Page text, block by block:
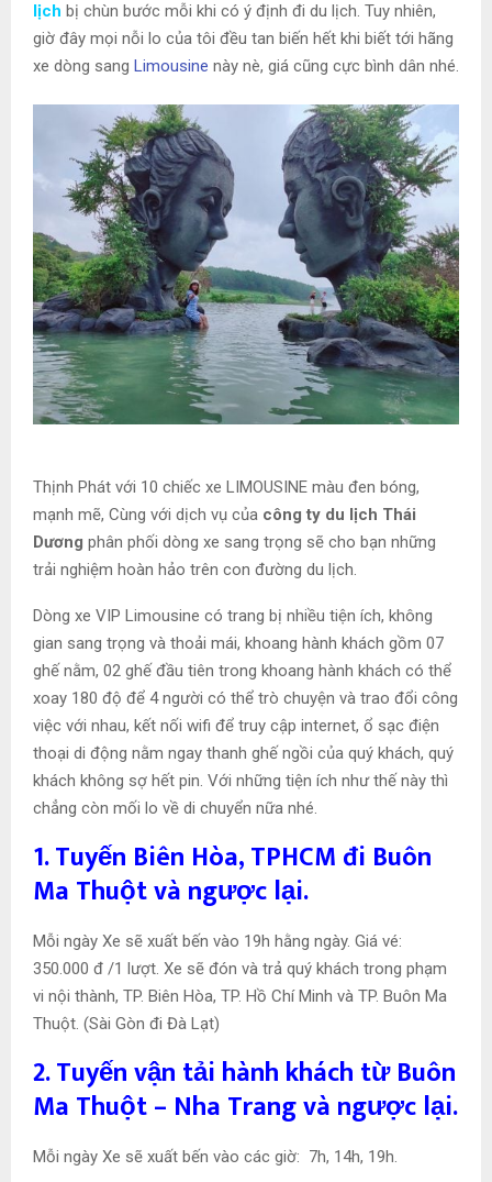
lịch bị chùn bước mỗi khi có ý định đi du lịch. Tuy nhiên,
giờ đây mọi nỗi lo của tôi đều tan biến hết khi biết tới hãng
xe dòng sang Limousine này nè, giá cũng cực bình dân nhé.
Thịnh Phát với 10 chiếc xe LIMOUSINE màu đen bóng,
mạnh mẽ, Cùng với dịch vụ của công ty du lịch Thái
Dương phân phối dòng xe sang trọng sẽ cho bạn những
trải nghiệm hoàn hảo trên con đường du lịch.
Dòng xe VIP Limousine có trang bị nhiều tiện ích, không
gian sang trọng và thoải mái, khoang hành khách gồm 07
ghế nằm, 02 ghế đầu tiên trong khoang hành khách có thể
xoay 180 độ để 4 người có thể trò chuyện và trao đổi công
việc với nhau, kết nối wifi để truy cập internet, ổ sạc điện
thoại di động nằm ngay thanh ghế ngồi của quý khách, quý
khách không sợ hết pin. Với những tiện ích như thế này thì
chẳng còn mối lo về di chuyển nữa nhé.
1. Tuyến Biên Hòa, TPHCM đi Buôn
Ma Thuột và ngược lại.
Mỗi ngày Xe sẽ xuất bến vào 19h hằng ngày. Giá vé:
350.000 đ /1 lượt. Xe sẽ đón và trả quý khách trong phạm
vi nội thành, TP. Biên Hòa, TP. Hồ Chí Minh và TP. Buôn Ma
Thuột. (Sài Gòn đi Đà Lạt)
2. Tuyến vận tải hành khách từ Buôn
Ma Thuột – Nha Trang và ngược lại.
Mỗi ngày Xe sẽ xuất bến vào các giờ: 7h, 14h, 19h.